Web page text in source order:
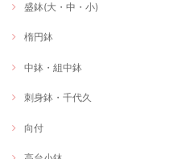
盛鉢(大・中・小)
楕円鉢
中鉢・組中鉢
刺身鉢・千代久
向付